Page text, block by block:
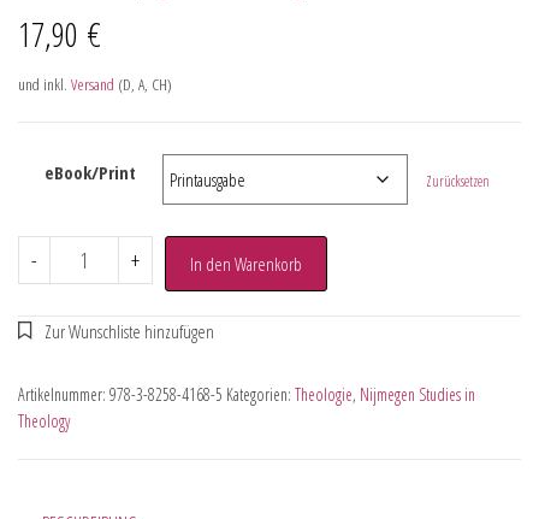
17,90 €
und inkl. Versand (D, A, CH)
eBook/Print Zurücksetzen
- + In den Warenkorb
Artikelnummer: 978-3-8258-4168-5 Kategorien: Theologie, Nijmegen Studies in
Theology